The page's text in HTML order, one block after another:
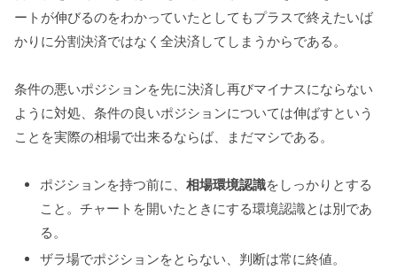
ートが伸びるのをわかっていたとしてもプラスで終えたいば
かりに分割決済ではなく全決済してしまうからである。
条件の悪いポジションを先に決済し再びマイナスにならない
ように対処、条件の良いポジションについては伸ばすという
ことを実際の相場で出来るならば、まだマシである。
ポジションを持つ前に、 相場環境認識をしっかりとする
こと。チャートを開いたときにする環境認識とは別であ
る。
ザラ場でポジションをとらない、判断は常に終値。